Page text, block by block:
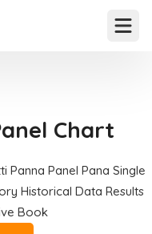
Chart
Panna Panel Pana Single
Historical Data Results
Book